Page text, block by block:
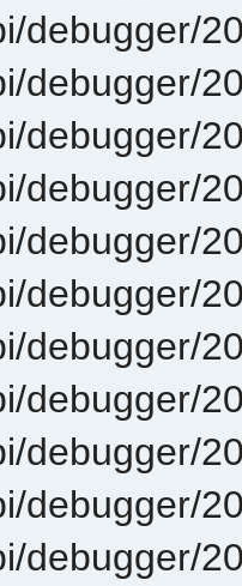
debugger/
debugger/
debugger/
debugger/
debugger/
debugger/
debugger/
debugger/
debugger/
debugger/
debugger/